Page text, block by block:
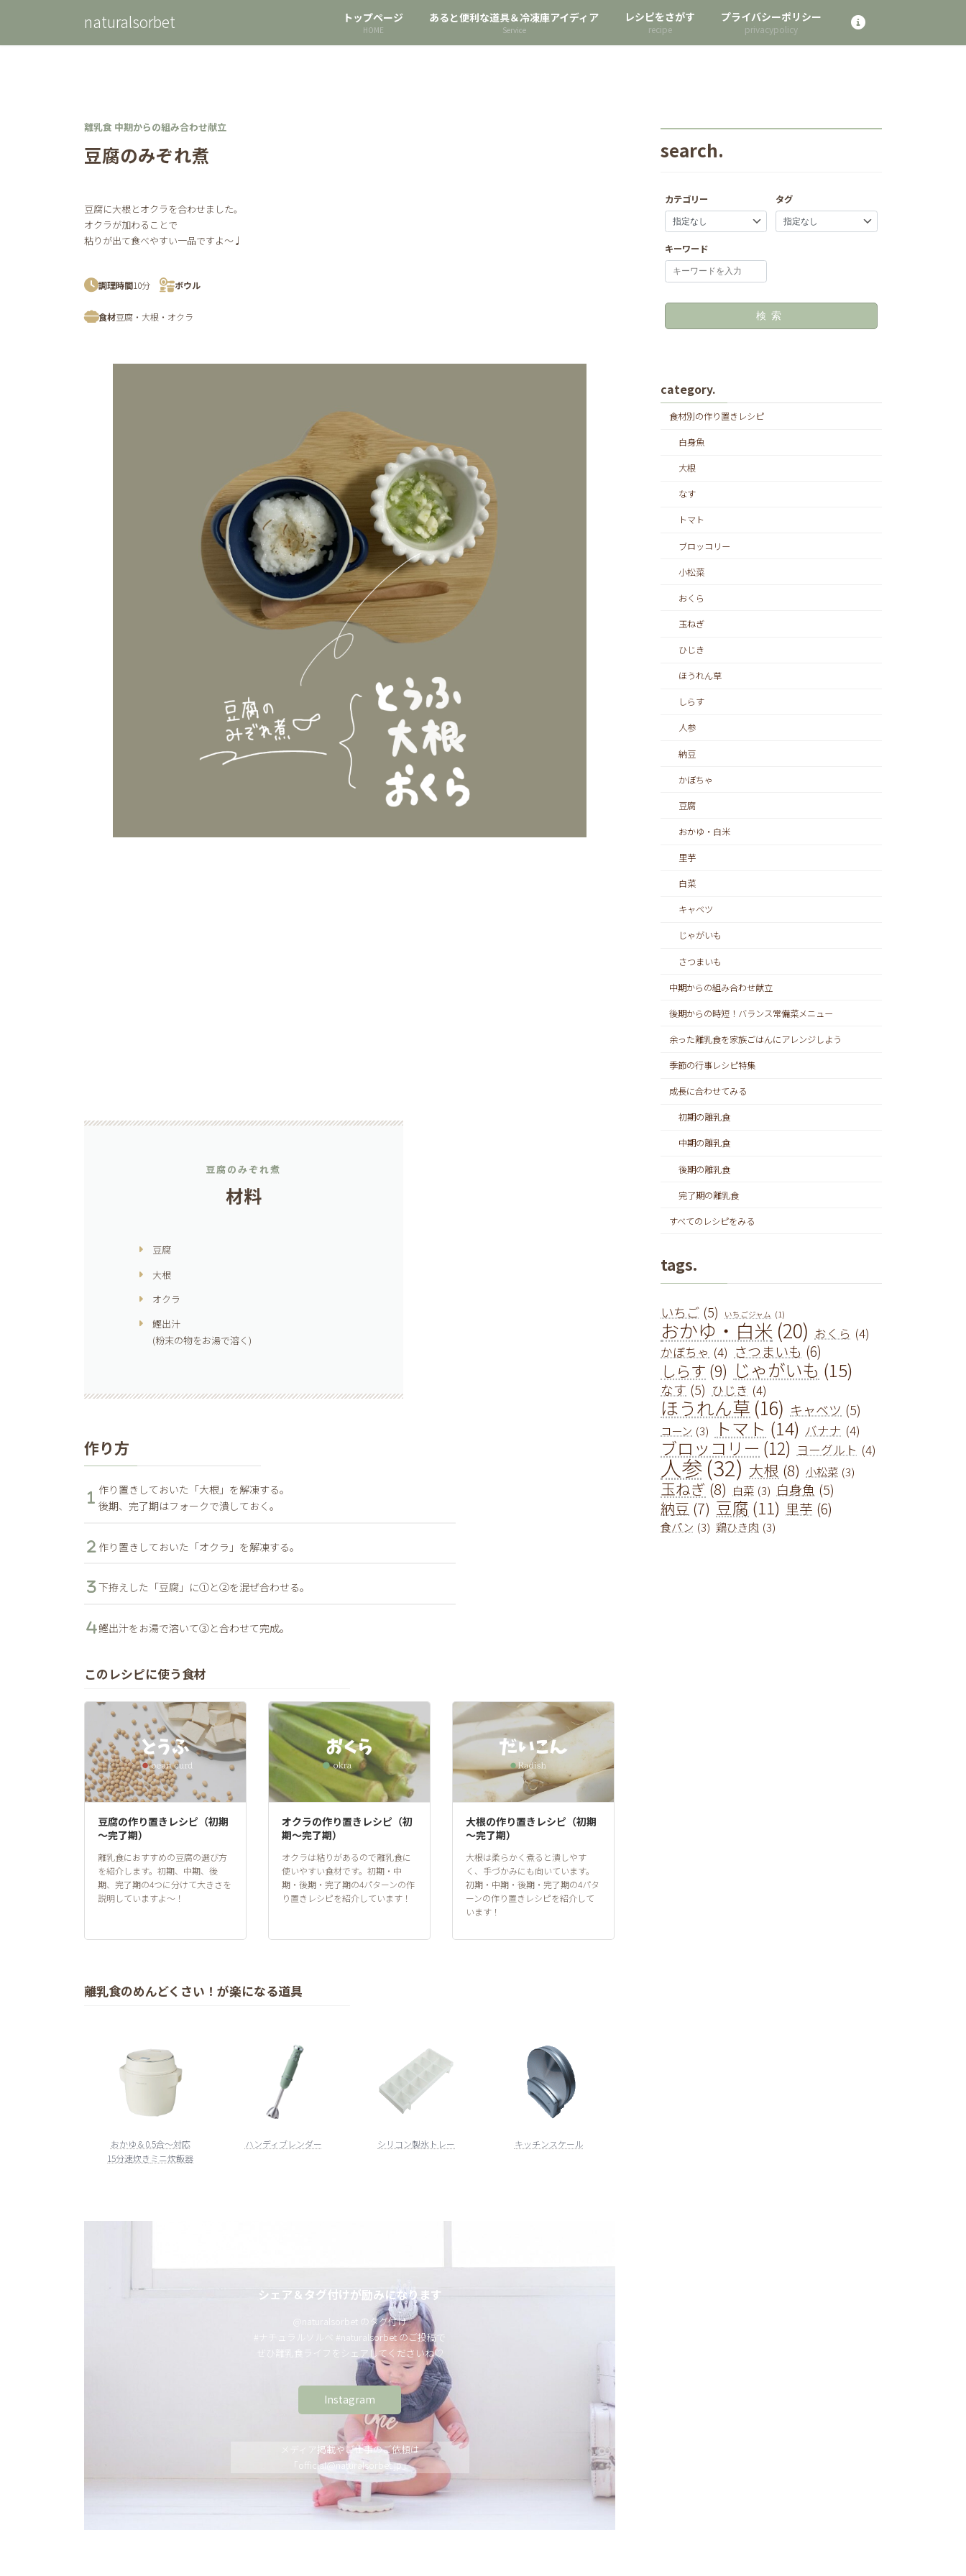
ン
ー
naturalsorbet トップページ
HOME
あると便利な道具＆冷凍庫アイディア
Service
レシピをさがす プライバシーポリシー
離乳食 中期からの組み合わせ献立
豆腐のみぞれ煮
豆腐に大根とオクラを合わせました。
オクラが加わることで
粘りが出て食べやすい一品ですよ〜♩
調理時間10分 ボウル
食材豆腐・大根・オクラ
豆腐のみぞれ煮
材料
豆腐
大根
オクラ
鰹出汁
(粉末の物をお湯で溶く)
作り方
作り置きしておいた「大根」を解凍する。
後期、完了期はフォークで潰しておく。
作り置きしておいた「オクラ」を解凍する。
下拵えした「豆腐」に①と②を混ぜ合わせる。
鰹出汁をお湯で溶いて③と合わせて完成。
このレシピに使う食材
豆腐の作り置きレシピ（初期
～完了期）
離乳食におすすめの豆腐の選び方
を紹介します。初期、中期、後
期、完了期の4つに分けて大きさを
説明していますよ〜！
オクラの作り置きレシピ（初
期～完了期）
オクラは粘りがあるので離乳食に
使いやすい食材です。初期・中
期・後期・完了期の4パターンの作
り置きレシピを紹介しています！
大根の作り置きレシピ（初期
～完了期）
大根は柔らかく煮ると潰しやす
く、手づかみにも向いています。
初期・中期・後期・完了期の4パタ
ーンの作り置きレシピを紹介して
います！
離乳食のめんどくさい！が楽になる道具
おかゆ＆0.5合～対応
15分速炊き ミニ炊飯器
ハンディブレンダー シリコン製氷トレー キッチンスケール
シェア＆タグ付けが励みになります
@naturalsorbet のタグ付け
#ナチュラルソルベ #naturalsorbet のご投稿で
ぜひ離乳食ライフをシェアしてくださいね♡
Instagram
メディア掲載やご仕事のご依頼は
「official@naturalsorbet.jp」
search.
カテゴリー タグ
キーワード
検索
category.
食材別の作り置きレシピ
白身魚
大根
なす
トマト
ブロッコリー
小松菜
おくら
玉ねぎ
ひじき
ほうれん草
しらす
人参
納豆
かぼちゃ
豆腐
おかゆ・白米
里芋
白菜
キャベツ
じゃがいも
さつまいも
中期からの組み合わせ献立
後期からの時短！バランス常備菜メニュー
余った離乳食を家族ごはんにアレンジしよう
季節の行事レシピ特集
成長に合わせてみる
初期の離乳食
中期の離乳食
後期の離乳食
完了期の離乳食
すべてのレシピをみる
tags.
いちご (5) いちごジャム (1)
おかゆ・白米 (20) おくら (4)
かぼちゃ (4) さつまいも (6)
しらす (9) じゃがいも (15)
なす (5) ひじき (4)
ほうれん草 (16) キャベツ (5)
コーン (3) トマト (14) バナナ (4)
ブロッコリー (12) ヨーグルト (4)
人参(32) 大根 (8) 小松菜 (3)
玉ねぎ (8) 白菜 (3) 白身魚 (5)
納豆 (7) 豆腐 (11) 里芋 (6)
食パン (3) 鶏ひき肉 (3)